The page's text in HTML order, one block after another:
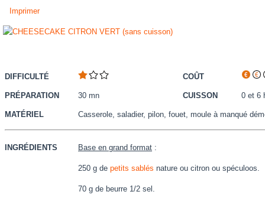
Imprimer
DIFFICULTÉ COÛT
PRÉPARATION 30 mn CUISSON 0 et 6
MATÉRIEL Casserole, saladier, pilon, fouet, moule à manqué
INGRÉDIENTS Base en grand format :
250 g de petits sablés nature ou citron ou spéculoos.
70 g de beurre 1/2 sel.